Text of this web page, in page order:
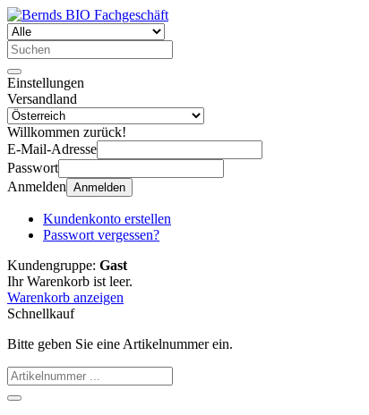
Einstellungen
Versandland
Willkommen zurück!
E-Mail-Adresse
Passwort
Anmelden Anmelden
Kundenkonto erstellen
Passwort vergessen?
Kundengruppe: Gast
Ihr Warenkorb ist leer.
Warenkorb anzeigen
Schnellkauf
Bitte geben Sie eine Artikelnummer ein.